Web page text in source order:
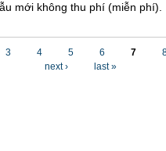
mới không thu phí (miễn phí).
3 4 5 6 7
next ›
last »